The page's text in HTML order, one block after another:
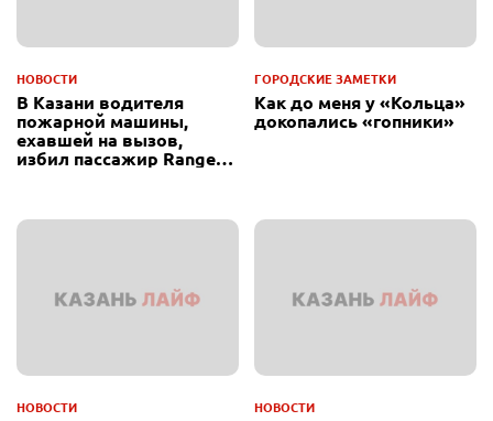
НОВОСТИ
В Казани водителя
пожарной машины,
ехавшей на вызов,
избил пассажир Range
ГОРОДСКИЕ ЗАМЕТКИ
Как до меня у «Кольца»
докопались «гопники»
НОВОСТИ НОВОСТИ